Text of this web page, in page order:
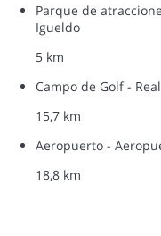
Parque de
Igueldo
5 km
Campo de Golf -
15,7 km
Aeropuerto -
18,8 km